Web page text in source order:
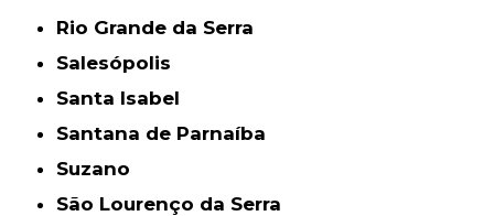
Rio Grande da Serra
Salesópolis
Santa Isabel
Santana de Parnaíba
Suzano
São Lourenço da Serra